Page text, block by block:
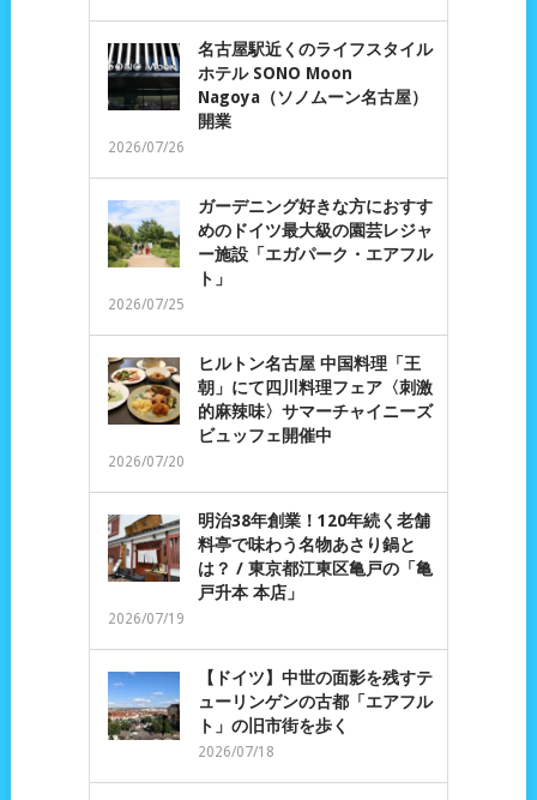
名古屋駅近くのライフスタイル
ホテル SONO Moon
Nagoya（ソノムーン名古屋）
開業
2026/07/26
ガーデニング好きな方におすす
めのドイツ最大級の園芸レジャ
ー施設「エガパーク・エアフル
ト」
2026/07/25
ヒルトン名古屋 中国料理「王
朝」にて四川料理フェア〈刺激
的麻辣味〉サマーチャイニーズ
ビュッフェ開催中
2026/07/20
明治38年創業！120年続く老舗
料亭で味わう名物あさり鍋と
は？ / 東京都江東区亀戸の「亀
戸升本 本店」
2026/07/19
【ドイツ】中世の面影を残すテ
ューリンゲンの古都「エアフル
ト」の旧市街を歩く
2026/07/18